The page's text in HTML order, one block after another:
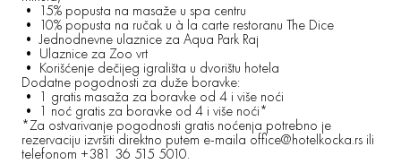
• 15% popusta na masaže u spa centru
• 10% popusta na ručak u à la carte restoranu The Dice
• Jednodnevne ulaznice za Aqua Park Raj
• Ulaznice za Zoo vrt
• Korišćenje dečijeg igrališta u dvorištu hotela
Dodatne pogodnosti za duže boravke:
• 1 gratis masaža za boravke od 4 i više noći
• 1 noć gratis za boravke od 4 i više noći*
*Za ostvarivanje pogodnosti gratis noćenja potrebno je
rezervaciju izvršiti direktno putem e-maila office@hotelkocka.rs ili
telefonom +381 36 515 5010.